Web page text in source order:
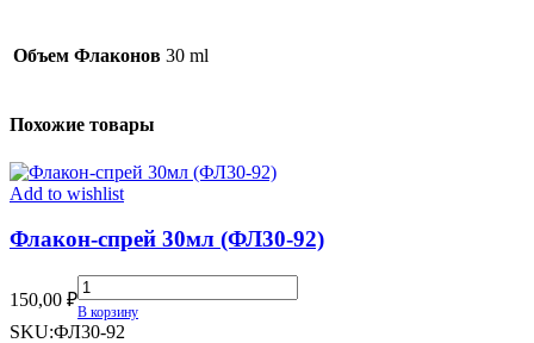
Объем Флаконов 30 ml
Похожие товары
Add to wishlist
Флакон-спрей 30мл (ФЛ30-92)
150,00 ₽
Флакон-
спрей
30мл
В корзину
SKU:ФЛ30-92